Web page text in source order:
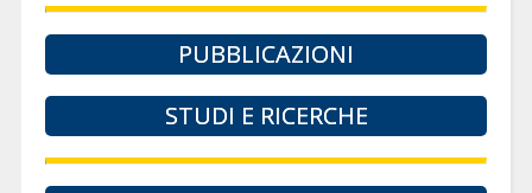
PUBBLICAZIONI
STUDI E RICERCHE